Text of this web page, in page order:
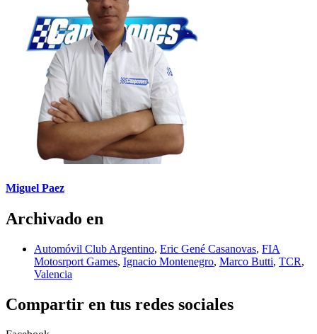
Miguel Paez
Archivado en
Automóvil Club Argentino, Eric Gené Casanovas, FIA
Motosrport Games, Ignacio Montenegro, Marco Butti, TCR,
Valencia
Compartir en tus redes sociales